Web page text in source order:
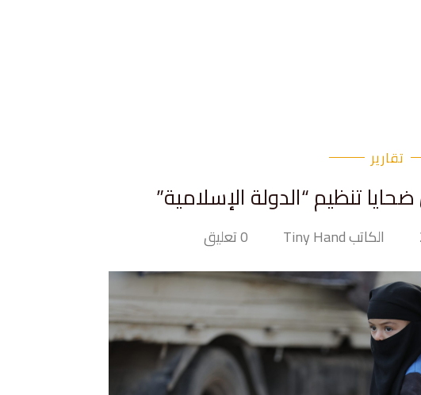
تقارير
تنظيم “الدولة الإسلامية”
الكاتب Tiny Hand 0 تعليق